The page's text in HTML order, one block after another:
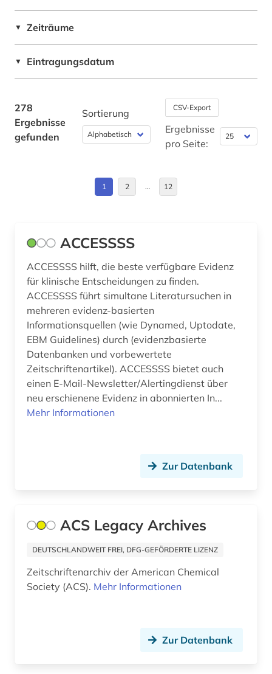
cellulosechemie (1)
chemieunterricht (1)
chemikalien (2)
chemische reaktion (5)
chemische struktur (3)
chemische substanz (1)
chemische substanzen (1)
chemische verbindungen (3)
chemisches produkt (1)
corona-virus (1)
covid-19 (3)
cytologie (1)
▼ Zeiträume
▼ Eintragungsdatum
278
Ergebnisse
gefunden
Sortierung CSV-Export
Ergebnisse
pro Seite:
1 2 … 12
ACCESSSS
ACCESSSS hilft, die beste verfügbare Evidenz
für klinische Entscheidungen zu finden.
ACCESSSS führt simultane Literatursuchen in
mehreren evidenz-basierten
Informationsquellen (wie Dynamed, Uptodate,
EBM Guidelines) durch (evidenzbasierte
Datenbanken und vorbewertete
Zeitschriftenartikel). ACCESSSS bietet auch
einen E-Mail-Newsletter/Alertingdienst über
neu erschienene Evidenz in abonnierten In...
Mehr Informationen
Zur Datenbank
ACS Legacy Archives
DEUTSCHLANDWEIT FREI, DFG-GEFÖRDERTE LIZENZ
Zeitschriftenarchiv der American Chemical
Society (ACS). Mehr Informationen
Zur Datenbank